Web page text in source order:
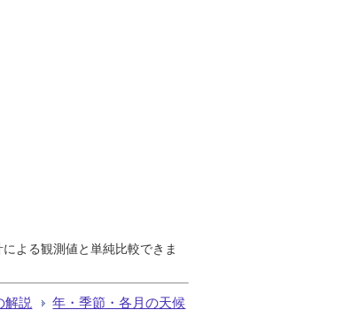
よる観測値と単純比較できま
解説 年・季節・各月の天候